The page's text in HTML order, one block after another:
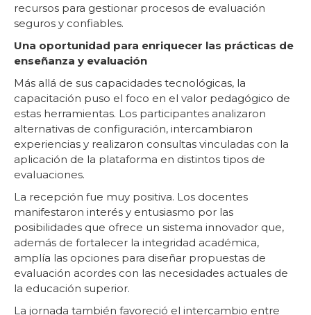
recursos para gestionar procesos de evaluación
seguros y confiables.
Una oportunidad para enriquecer las prácticas de
enseñanza y evaluación
Más allá de sus capacidades tecnológicas, la
capacitación puso el foco en el valor pedagógico de
estas herramientas. Los participantes analizaron
alternativas de configuración, intercambiaron
experiencias y realizaron consultas vinculadas con la
aplicación de la plataforma en distintos tipos de
evaluaciones.
La recepción fue muy positiva. Los docentes
manifestaron interés y entusiasmo por las
posibilidades que ofrece un sistema innovador que,
además de fortalecer la integridad académica,
amplía las opciones para diseñar propuestas de
evaluación acordes con las necesidades actuales de
la educación superior.
La jornada también favoreció el intercambio entre